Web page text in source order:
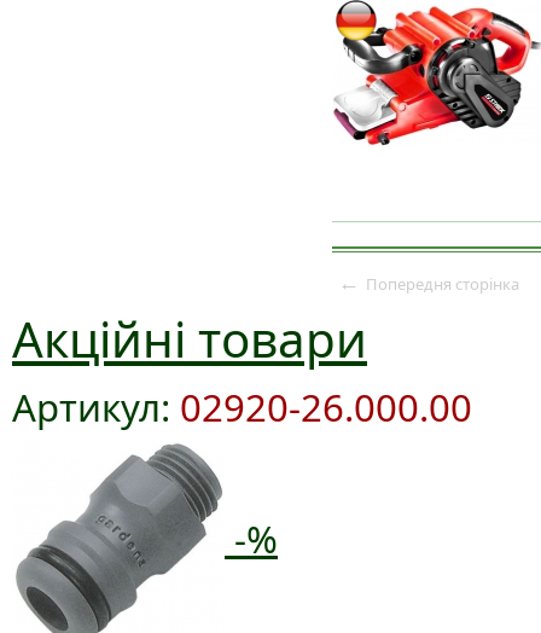
← Попередня сторінка
Акційні товари
Артикул: 02920-26.000.00
-%